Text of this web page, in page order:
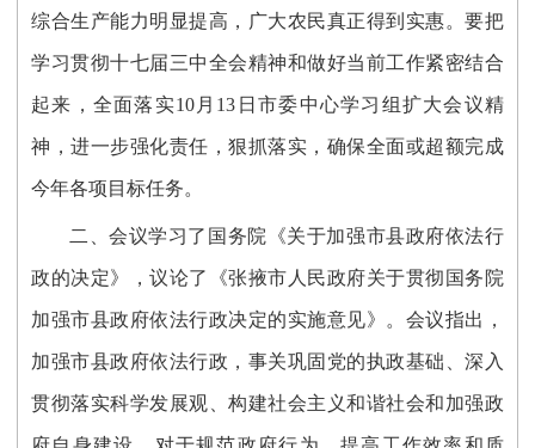
综合生产能力明显提高，广大农民真正得到实惠。要把
学习贯彻十七届三中全会精神和做好当前工作紧密结合
起来，全面落实10月13日市委中心学习组扩大会议精
神，进一步强化责任，狠抓落实，确保全面或超额完成
今年各项目标任务。
二、会议学习了国务院《关于加强市县政府依法行
政的决定》，议论了《张掖市人民政府关于贯彻国务院
加强市县政府依法行政决定的实施意见》。会议指出，
加强市县政府依法行政，事关巩固党的执政基础、深入
贯彻落实科学发展观、构建社会主义和谐社会和加强政